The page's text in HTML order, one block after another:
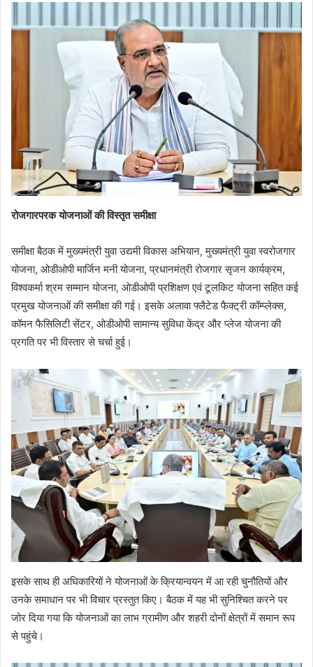
रोजगारपरक योजनाओं की विस्तृत समीक्षा
समीक्षा बैठक में मुख्यमंत्री युवा उद्यमी विकास अभियान, मुख्यमंत्री युवा स्वरोजगार
योजना, ओडीओपी मार्जिन मनी योजना, प्रधानमंत्री रोजगार सृजन कार्यक्रम,
विश्वकर्मा श्रम सम्मान योजना, ओडीओपी प्रशिक्षण एवं टूलकिट योजना सहित कई
प्रमुख योजनाओं की समीक्षा की गई। इसके अलावा फ्लैटेड फैक्ट्री कॉम्प्लेक्स,
कॉमन फैसिलिटी सेंटर, ओडीओपी सामान्य सुविधा केंद्र और प्लेज योजना की
प्रगति पर भी विस्तार से चर्चा हुई।
इसके साथ ही अधिकारियों ने योजनाओं के क्रियान्वयन में आ रही चुनौतियों और
उनके समाधान पर भी विचार प्रस्तुत किए। बैठक में यह भी सुनिश्चित करने पर
जोर दिया गया कि योजनाओं का लाभ ग्रामीण और शहरी दोनों क्षेत्रों में समान रूप
से पहुंचे।